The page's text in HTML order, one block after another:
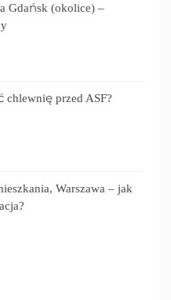
Gdańsk (okolice) –
chlewnię przed ASF?
Warszawa – jak